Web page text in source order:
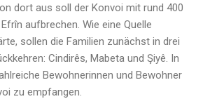
dort aus soll der Konvoi mit rund 400
aufbrechen. Wie eine Quelle
sollen die Familien zunächst in drei
Cindirês, Mabeta und Şiyê. In
Bewohnerinnen und Bewohner
zu empfangen.